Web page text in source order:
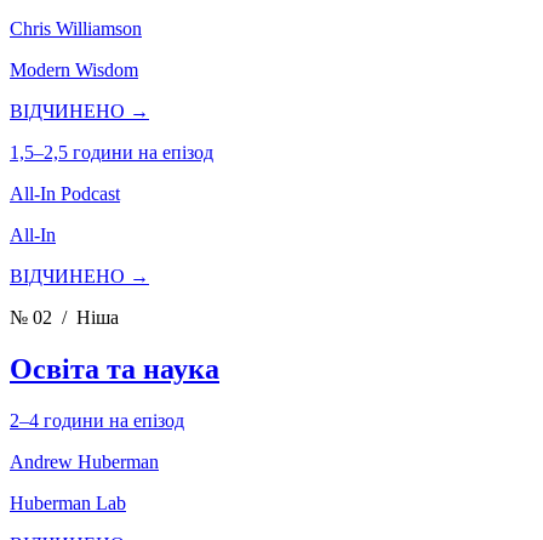
Chris Williamson
Modern Wisdom
ВІДЧИНЕНО →
1,5–2,5 години на епізод
All-In Podcast
All-In
ВІДЧИНЕНО →
№ 02 / Ніша
Освіта та наука
2–4 години на епізод
Andrew Huberman
Huberman Lab